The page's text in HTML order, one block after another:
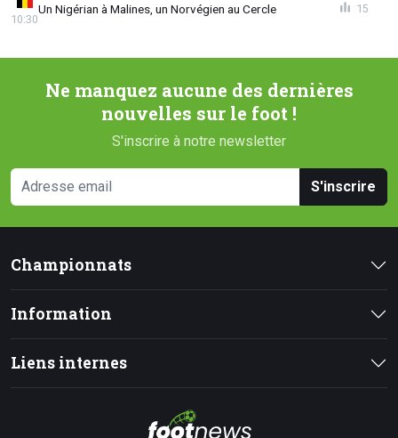
Un Nigérian à Malines, un Norvégien au Cercle
10:30
15
Ne manquez aucune des dernières
nouvelles sur le foot !
S'inscrire à notre newsletter
S'inscrire
Championnats
Information
Liens internes